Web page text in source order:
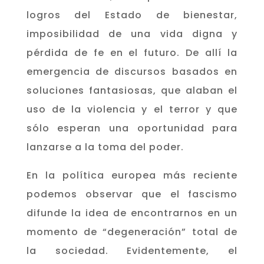
logros del Estado de bienestar,
imposibilidad de una vida digna y
pérdida de fe en el futuro. De allí la
emergencia de discursos basados en
soluciones fantasiosas, que alaban el
uso de la violencia y el terror y que
sólo esperan una oportunidad para
lanzarse a la toma del poder.
En la política europea más reciente
podemos observar que el fascismo
difunde la idea de encontrarnos en un
momento de “degeneración” total de
la sociedad. Evidentemente, el